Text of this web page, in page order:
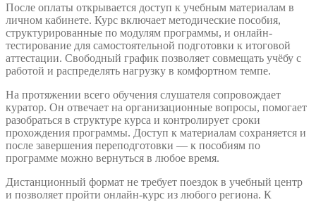
После оплаты открывается доступ к учебным материалам в
личном кабинете. Курс включает методические пособия,
структурированные по модулям программы, и онлайн-
тестирование для самостоятельной подготовки к итоговой
аттестации. Свободный график позволяет совмещать учёбу с
работой и распределять нагрузку в комфортном темпе.
На протяжении всего обучения слушателя сопровождает
куратор. Он отвечает на организационные вопросы, помогает
разобраться в структуре курса и контролирует сроки
прохождения программы. Доступ к материалам сохраняется и
после завершения переподготовки — к пособиям по
программе можно вернуться в любое время.
Дистанционный формат не требует поездок в учебный центр
и позволяет пройти онлайн-курс из любого региона. К